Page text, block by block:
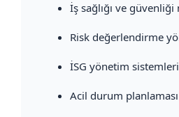
İş sağlığı ve güvenliği
Risk değerlendirme
İSG yönetim sistemleri
Acil durum planlaması